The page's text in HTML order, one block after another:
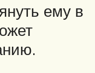
ему в